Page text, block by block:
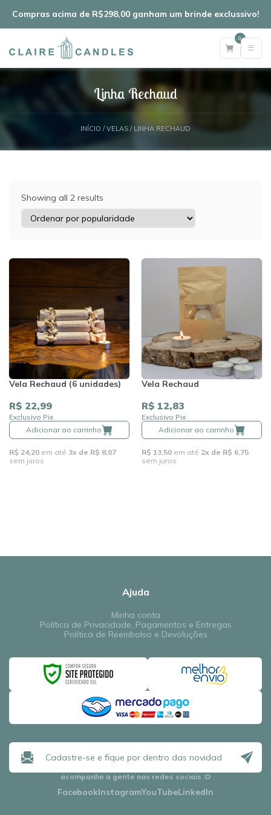
Compras acima de R$298,00 ganham um brinde exclussivo!
0
Linha Rechaud
INÍCIO /VELAS / LINHA RECHAUD
Showing all 2 results
Vela Rechaud (6 unidades)
R$ 22,99
Exclusivo Pix
Adicionar ao carrinho
R$ 24,20 em até 3x de R$ 8,07
sem juros
Vela Rechaud
R$ 12,83
Exclusivo Pix
Adicionar ao carrinho
R$ 13,50 em até 2x de R$ 6,75
sem juros
Ajuda
Minha conta
Política de Privacidade, Pagamentos e Entregas
Política de Reembolso e Devoluções
acompanhe a gente nas redes sociais :D
FacebookInstagramYouTubeLinkedIn